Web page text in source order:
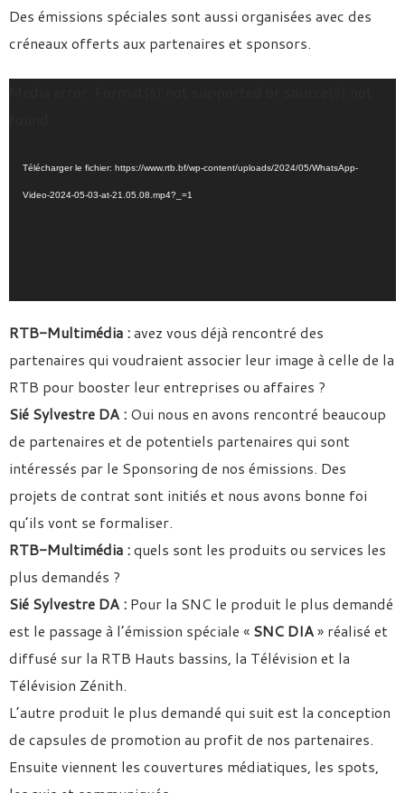
Des émissions spéciales sont aussi organisées avec des
créneaux offerts aux partenaires et sponsors.
Télécharger le fichier: https://www.rtb.bf/wp-content/uploads/2024/05/WhatsApp-
Video-2024-05-03-at-21.05.08.mp4?_=1
RTB-Multimédia :avez vous déjà rencontré des
partenaires qui voudraient associer leur image à celle de la
RTB pour booster leur entreprises ou affaires ?
Sié Sylvestre DA : Oui nous en avons rencontré beaucoup
de partenaires et de potentiels partenaires qui sont
intéressés par le Sponsoring de nos émissions. Des
projets de contrat sont initiés et nous avons bonne foi
qu’ils vont se formaliser.
RTB-Multimédia :quels sont les produits ou services les
plus demandés ?
Sié Sylvestre DA : Pour la SNC le produit le plus demandé
est le passage à l’émission spéciale « SNC DIA» réalisé et
diffusé sur la RTB Hauts bassins, la Télévision et la
Télévision Zénith.
L’autre produit le plus demandé qui suit est la conception
de capsules de promotion au profit de nos partenaires.
Ensuite viennent les couvertures médiatiques, les spots,